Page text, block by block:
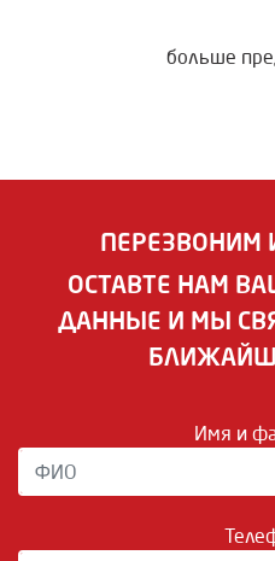
больше
ПЕРЕЗВОНИМ
ОСТАВТЕ НАМ
ДАННЫЕ И МЫ
Имя и